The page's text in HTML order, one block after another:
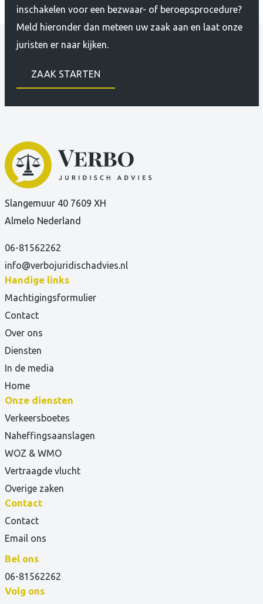
inschakelen voor een bezwaar- of beroepsprocedure?
Meld hieronder dan meteen uw zaak aan en laat onze
juristen er naar kijken.
ZAAK STARTEN
Slangemuur 40 7609 XH
Almelo Nederland
06-81562262
info@verbojuridischadvies.nl
Handige links
Machtigingsformulier
Contact
Over ons
Diensten
In de media
Home
Onze diensten
Verkeersboetes
Naheffingsaanslagen
WOZ & WMO
Vertraagde vlucht
Overige zaken
Contact
Contact
Email ons
Bel ons
06-81562262
Volg ons